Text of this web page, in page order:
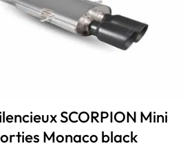
SCORPION Mini
Monaco black